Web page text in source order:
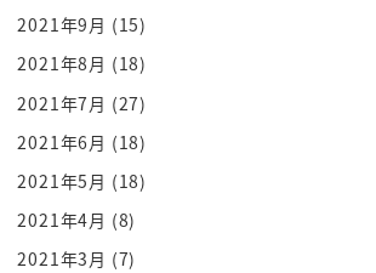
1910年から1945年の35年間日本
が朝鮮半島を支配していたということ
けど35年間であるそれは1910年から
であるというのは
忘れてる方もいらっしゃったんじゃな
でしょうかしかもそれが何のきっかけ
に入ったのかというものを忘れてる人
2021年9月 (15)
2021年8月 (18)
2021年7月 (27)
2021年6月 (18)
2021年5月 (18)
2021年4月 (8)
2021年3月 (7)